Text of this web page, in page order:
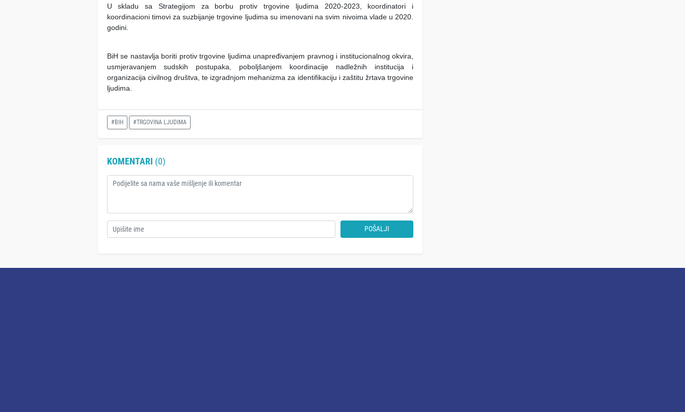
U skladu sa Strategijom za borbu protiv trgovine ljudima 2020-2023, koordinatori i
koordinacioni timovi za suzbijanje trgovine ljudima su imenovani na svim nivoima vlade u 2020.
godini.
BiH se nastavlja boriti protiv trgovine ljudima unapređivanjem pravnog i institucionalnog okvira,
usmjeravanjem sudskih postupaka, poboljšanjem koordinacije nadležnih institucija i
organizacija civilnog društva, te izgradnjom mehanizma za identifikaciju i zaštitu žrtava trgovine
ljudima.
#BIH #TRGOVINA LJUDIMA
KOMENTARI (0)
POŠALJI